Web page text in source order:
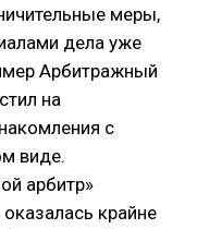
меры,
дела уже
Арбитражный
на
с
виде.
арбитр»
крайне